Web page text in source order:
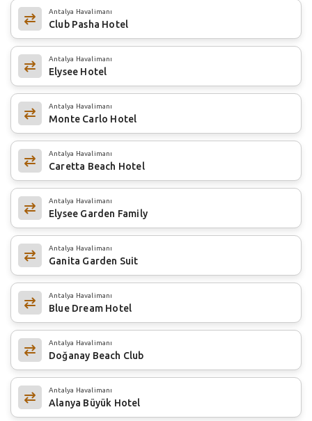
Antalya Havalimanı
Club Pasha Hotel
Antalya Havalimanı
Elysee Hotel
Antalya Havalimanı
Monte Carlo Hotel
Antalya Havalimanı
Caretta Beach Hotel
Antalya Havalimanı
Elysee Garden Family
Antalya Havalimanı
Ganita Garden Suit
Antalya Havalimanı
Blue Dream Hotel
Antalya Havalimanı
Doğanay Beach Club
Antalya Havalimanı
Alanya Büyük Hotel